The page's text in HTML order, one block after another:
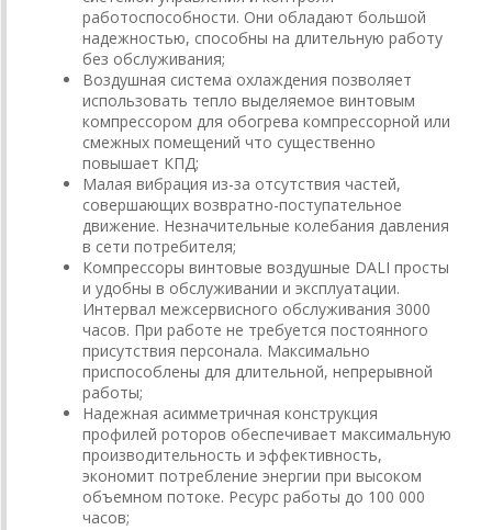
работоспособности. Они обладают большой
надежностью, способны на длительную работу
без обслуживания;
Воздушная система охлаждения позволяет
использовать тепло выделяемое винтовым
компрессором для обогрева компрессорной или
смежных помещений что существенно
повышает КПД;
Малая вибрация из-за отсутствия частей,
совершающих возвратно-поступательное
движение. Незначительные колебания давления
в сети потребителя;
Компрессоры винтовые воздушные DALI просты
и удобны в обслуживании и эксплуатации.
Интервал межсервисного обслуживания 3000
часов. При работе не требуется постоянного
присутствия персонала. Максимально
приспособлены для длительной, непрерывной
работы;
Надежная асимметричная конструкция
профилей роторов обеспечивает максимальную
производительность и эффективность,
экономит потребление энергии при высоком
объемном потоке. Ресурс работы до 100 000
часов;